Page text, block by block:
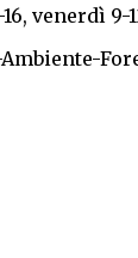
venerdì 9-